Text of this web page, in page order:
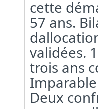
cette
57 ans.
validées.
trois ans
Deux